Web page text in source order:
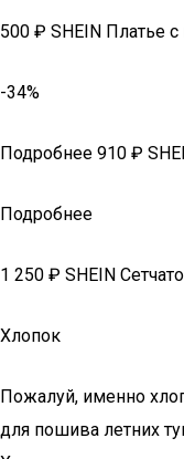
500 ₽ SHEIN Платье
-34%
Подробнее 910 ₽
Подробнее
1 250 ₽ SHEIN
Хлопок
Пожалуй, именно
для пошива летних